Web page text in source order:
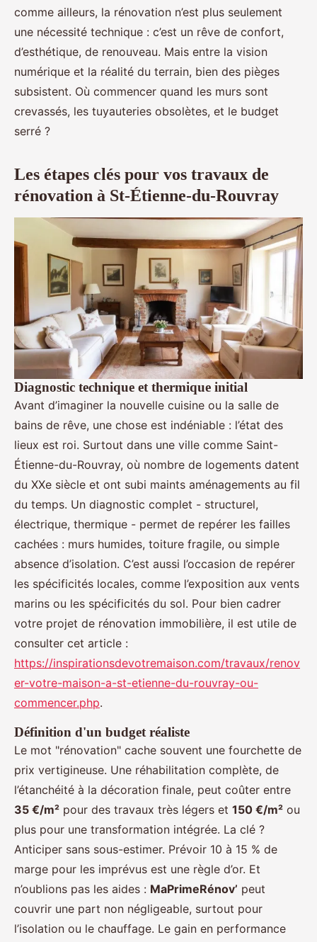
comme ailleurs, la rénovation n’est plus seulement
une nécessité technique : c’est un rêve de confort,
d’esthétique, de renouveau. Mais entre la vision
numérique et la réalité du terrain, bien des pièges
subsistent. Où commencer quand les murs sont
crevassés, les tuyauteries obsolètes, et le budget
serré ?
Les étapes clés pour vos travaux de
rénovation à St-Étienne-du-Rouvray
Diagnostic technique et thermique initial
Avant d’imaginer la nouvelle cuisine ou la salle de
bains de rêve, une chose est indéniable : l’état des
lieux est roi. Surtout dans une ville comme Saint-
Étienne-du-Rouvray, où nombre de logements datent
du XXe siècle et ont subi maints aménagements au fil
du temps. Un diagnostic complet - structurel,
électrique, thermique - permet de repérer les failles
cachées : murs humides, toiture fragile, ou simple
absence d’isolation. C’est aussi l’occasion de repérer
les spécificités locales, comme l’exposition aux vents
marins ou les spécificités du sol. Pour bien cadrer
votre projet de rénovation immobilière, il est utile de
consulter cet article :
https://inspirationsdevotremaison.com/travaux/renov
er-votre-maison-a-st-etienne-du-rouvray-ou-
commencer.php.
Définition d'un budget réaliste
Le mot "rénovation" cache souvent une fourchette de
prix vertigineuse. Une réhabilitation complète, de
l’étanchéité à la décoration finale, peut coûter entre
35 €/m² pour des travaux très légers et 150 €/m² ou
plus pour une transformation intégrée. La clé ?
Anticiper sans sous-estimer. Prévoir 10 à 15 % de
marge pour les imprévus est une règle d’or. Et
n’oublions pas les aides : MaPrimeRénov’ peut
couvrir une part non négligeable, surtout pour
l’isolation ou le chauffage. Le gain en performance